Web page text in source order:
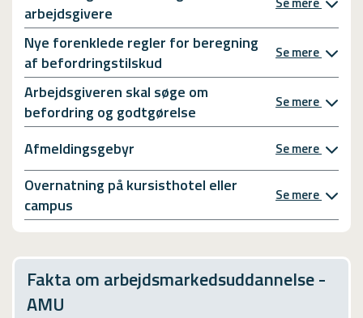
arbejdsgivere
Nye forenklede regler for beregning
af befordringstilskud
Se mere
Arbejdsgiveren skal søge om
befordring og godtgørelse
Se mere
Afmeldingsgebyr Se mere
Overnatning på kursisthotel eller
campus
Se mere
Fakta om arbejdsmarkedsuddannelse -
AMU